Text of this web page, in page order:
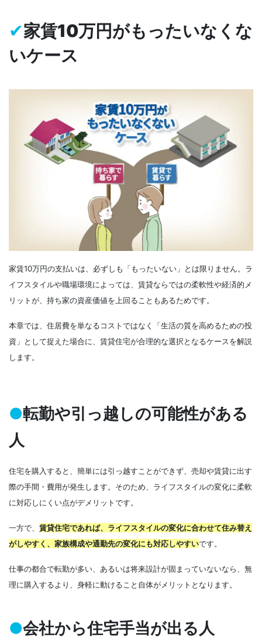
✔家賃10万円がもったいなくな
いケース
家賃10万円の支払いは、必ずしも「もったいない」とは限りません。ラ
イフスタイルや職場環境によっては、賃貸ならではの柔軟性や経済的メ
リットが、持ち家の資産価値を上回ることもあるためです。
本章では、住居費を単なるコストではなく「生活の質を高めるための投
資」として捉えた場合に、賃貸住宅が合理的な選択となるケースを解説
します。
●転勤や引っ越しの可能性がある
人
住宅を購入すると、簡単には引っ越すことができず、売却や賃貸に出す
際の手間・費用が発生します。そのため、ライフスタイルの変化に柔軟
に対応しにくい点がデメリットです。
一方で、 賃貸住宅であれば、ライフスタイルの変化に合わせて住み替え
がしやすく、家族構成や通勤先の変化にも対応しやすいです。
仕事の都合で転勤が多い、あるいは将来設計が固まっていないなら、無
理に購入するより、身軽に動けること自体がメリットとなります。
●会社から住宅手当が出る人